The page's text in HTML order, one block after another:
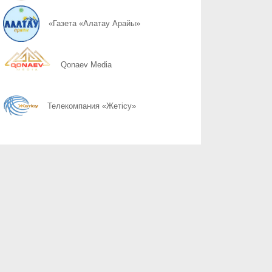
07.08
07.08
07.08 Курултай-2026: партии вернулись в регионы после дебатов
«Газета «Алатау Арайы»
Qonaev Media
Телекомпания «Жетісу»